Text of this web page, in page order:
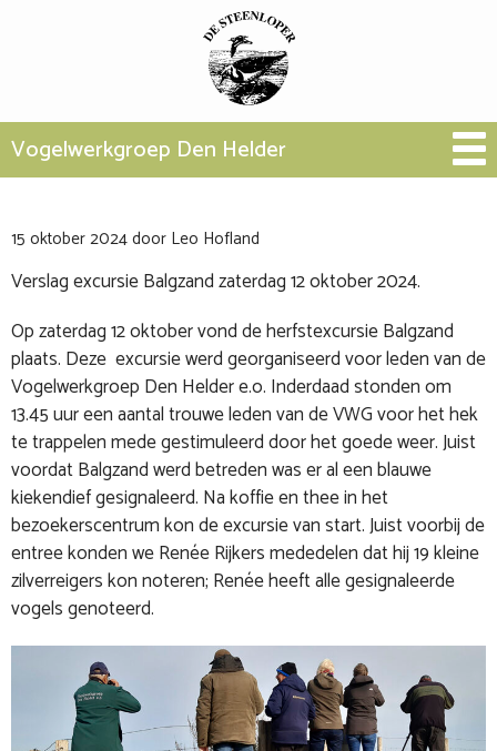
Vogelwerkgroep Den Helder
15 oktober 2024door Leo Hofland
Verslag excursie Balgzand zaterdag 12 oktober 2024.
Op zaterdag 12 oktober vond de herfstexcursie Balgzand
plaats. Deze excursie werd georganiseerd voor leden van de
Vogelwerkgroep Den Helder e.o. Inderdaad stonden om
13.45 uur een aantal trouwe leden van de VWG voor het hek
te trappelen mede gestimuleerd door het goede weer. Juist
voordat Balgzand werd betreden was er al een blauwe
kiekendief gesignaleerd. Na koffie en thee in het
bezoekerscentrum kon de excursie van start. Juist voorbij de
entree konden we Renée Rijkers mededelen dat hij 19 kleine
zilverreigers kon noteren; Renée heeft alle gesignaleerde
vogels genoteerd.